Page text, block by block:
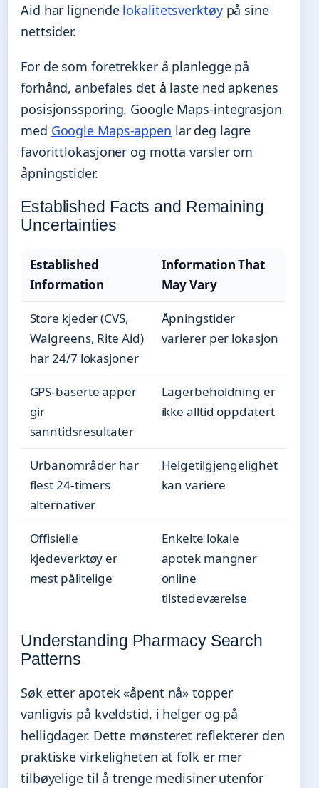
Aid har lignende lokalitetsverktøypå sine
nettsider.
For de som foretrekker å planlegge på
forhånd, anbefales det å laste ned apkenes
posisjonssporing. Google Maps-integrasjon
med Google Maps-appen lar deg lagre
favorittlokasjoner og motta varsler om
åpningstider.
Established Facts and Remaining
Uncertainties
Established
Information
Information That
May Vary
Store kjeder (CVS,
Walgreens, Rite Aid)
har 24/7 lokasjoner
Åpningstider
varierer per lokasjon
GPS-baserte apper
gir
sanntidsresultater
Lagerbeholdning er
ikke alltid oppdatert
Urbanområder har
flest 24-timers
alternativer
Helgetilgjengelighet
kan variere
Offisielle
kjedeverktøy er
mest pålitelige
Enkelte lokale
apotek mangner
online
tilstedeværelse
Understanding Pharmacy Search
Patterns
Søk etter apotek «åpent nå» topper
vanligvis på kveldstid, i helger og på
helligdager. Dette mønsteret reflekterer den
praktiske virkeligheten at folk er mer
tilbøyelige til å trenge medisiner utenfor